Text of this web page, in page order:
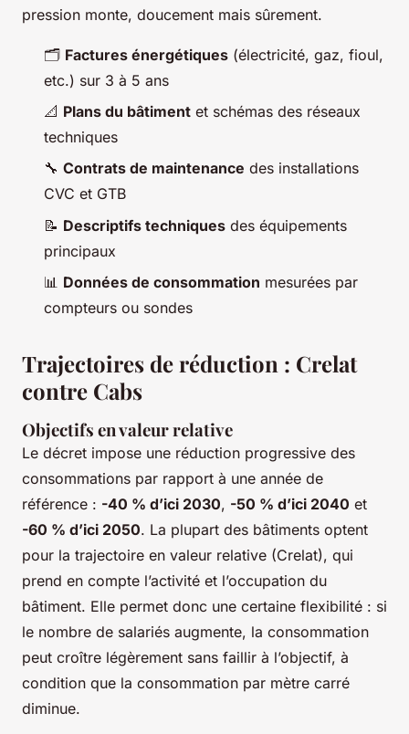
pression monte, doucement mais sûrement.
🗂️ Factures énergétiques (électricité, gaz, fioul,
etc.) sur 3 à 5 ans
📐 Plans du bâtiment et schémas des réseaux
techniques
🔧 Contrats de maintenance des installations
CVC et GTB
📝 Descriptifs techniques des équipements
principaux
📊 Données de consommation mesurées par
compteurs ou sondes
Trajectoires de réduction : Crelat
contre Cabs
Objectifs en valeur relative
Le décret impose une réduction progressive des
consommations par rapport à une année de
référence : -40 % d’ici 2030, -50 % d’ici 2040 et
-60 % d’ici 2050. La plupart des bâtiments optent
pour la trajectoire en valeur relative (Crelat), qui
prend en compte l’activité et l’occupation du
bâtiment. Elle permet donc une certaine flexibilité : si
le nombre de salariés augmente, la consommation
peut croître légèrement sans faillir à l’objectif, à
condition que la consommation par mètre carré
diminue.